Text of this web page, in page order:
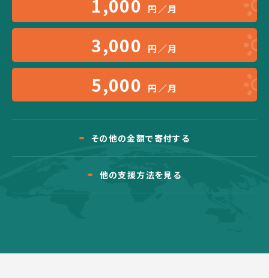
1,000 円／月
3,000 円／月
5,000 円／月
その他の金額で寄付する
他の支援方法を見る